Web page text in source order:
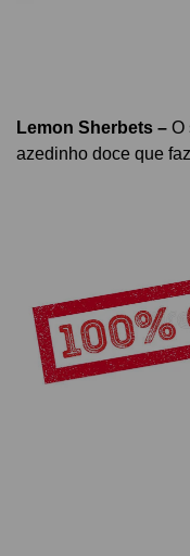
Lemon Sherbets – O
azedinho doce que